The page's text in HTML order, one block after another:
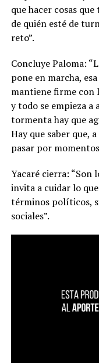
que hacer cosas
de quién esté de
reto”.
Concluye Paloma:
pone en marcha,
mantiene firme con
y todo se empieza a
tormenta hay que
Hay que saber que,
pasar por
Yacaré cierra: “Son
invita a cuidar lo
términos políticos,
sociales”.